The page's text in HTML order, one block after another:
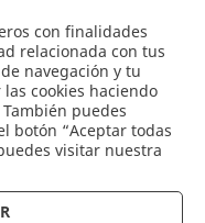
con finalidades
relacionada con tus
navegación y tu
cookies haciendo
puedes
botón “Aceptar todas
visitar nuestra
0
por precio